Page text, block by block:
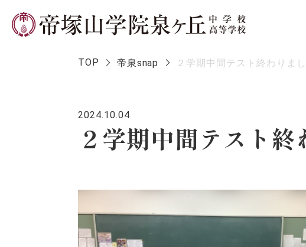
学校長メッセージ
TOP 帝泉snap ２学期中間テスト終わりまし
2024.10.04
２学期中間テスト終